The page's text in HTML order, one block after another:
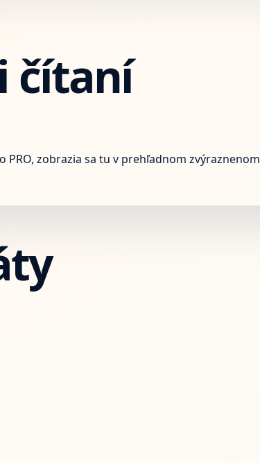
čítaní
PRO, zobrazia sa tu v prehľadnom zvýraznenom